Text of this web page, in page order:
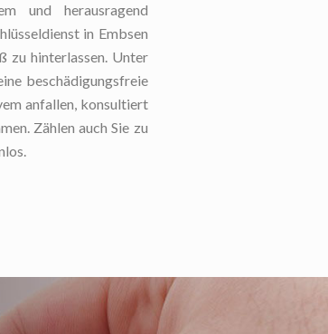
und herausragend
in Embsen
zu hinterlassen. Unter
beschädigungsfreie
anfallen, konsultiert
Zählen auch Sie zu